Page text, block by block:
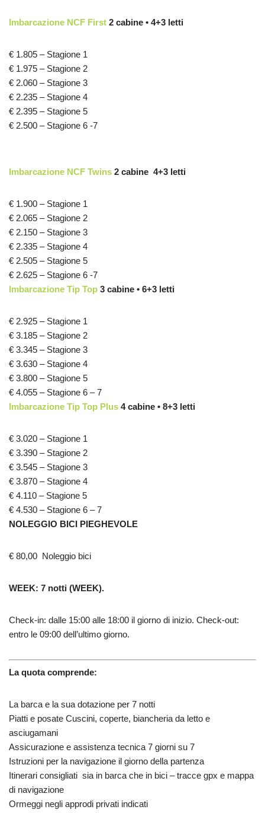
Imbarcazione NCF First 2 cabine • 4+3 letti
€ 1.805 – Stagione 1
€ 1.975 – Stagione 2
€ 2.060 – Stagione 3
€ 2.235 – Stagione 4
€ 2.395 – Stagione 5
€ 2.500 – Stagione 6 -7
Imbarcazione NCF Twins 2 cabine 4+3 letti
€ 1.900 – Stagione 1
€ 2.065 – Stagione 2
€ 2.150 – Stagione 3
€ 2.335 – Stagione 4
€ 2.505 – Stagione 5
€ 2.625 – Stagione 6 -7
Imbarcazione Tip Top 3 cabine • 6+3 letti
€ 2.925 – Stagione 1
€ 3.185 – Stagione 2
€ 3.345 – Stagione 3
€ 3.630 – Stagione 4
€ 3.800 – Stagione 5
€ 4.055 – Stagione 6 – 7
Imbarcazione Tip Top Plus 4 cabine • 8+3 letti
€ 3.020 – Stagione 1
€ 3.390 – Stagione 2
€ 3.545 – Stagione 3
€ 3.870 – Stagione 4
€ 4.110 – Stagione 5
€ 4.530 – Stagione 6 – 7
NOLEGGIO BICI PIEGHEVOLE
€ 80,00 Noleggio bici
WEEK: 7 notti (WEEK).
Check-in: dalle 15:00 alle 18:00 il giorno di inizio. Check-out:
entro le 09:00 dell’ultimo giorno.
La quota comprende:
La barca e la sua dotazione per 7 notti
Piatti e posate Cuscini, coperte, biancheria da letto e
asciugamani
Assicurazione e assistenza tecnica 7 giorni su 7
Istruzioni per la navigazione il giorno della partenza
Itinerari consigliati sia in barca che in bici – tracce gpx e mappa
di navigazione
Ormeggi negli approdi privati indicati